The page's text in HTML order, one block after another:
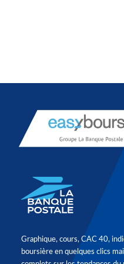
Graphique, cours, CAC 40,
boursière en quelques clics